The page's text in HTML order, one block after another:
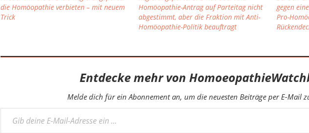
die Homöopathie verbieten – mit neuem
Trick
Homöopathie-Antrag auf Parteitag nicht
abgestimmt, aber die Fraktion mit Anti-
Homöopathie-Politik beauftragt
gegen
Pro-
Entdecke mehr von
Melde dich für ein Abonnement an, um die neuesten Beiträge per E-Mail
Gib deine E-Mail-Adresse ein ...